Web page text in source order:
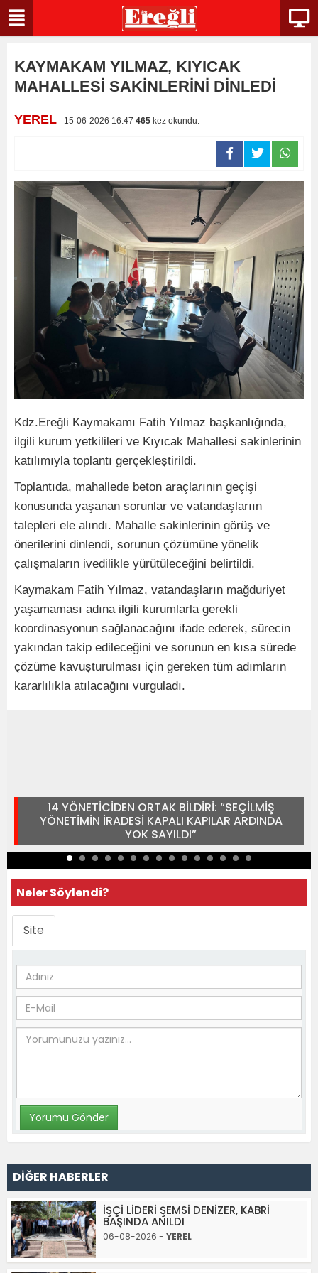
KAYMAKAM YILMAZ, KIYICAK
MAHALLESİ SAKİNLERİNİ DİNLEDİ
YEREL - 15-06-2026 16:47 465 kez okundu.
Kdz.Ereğli Kaymakamı Fatih Yılmaz başkanlığında,
ilgili kurum yetkilileri ve Kıyıcak Mahallesi sakinlerinin
katılımıyla toplantı gerçekleştirildi.
Toplantıda, mahallede beton araçlarının geçişi
konusunda yaşanan sorunlar ve vatandaşlarıın
talepleri ele alındı. Mahalle sakinlerinin görüş ve
önerilerini dinlendi, sorunun çözümüne yönelik
çalışmaların ivedilikle yürütüleceğini belirtildi.
Kaymakam Fatih Yılmaz, vatandaşların mağduriyet
yaşamaması adına ilgili kurumlarla gerekli
koordinasyonun sağlanacağını ifade ederek, sürecin
yakından takip edileceğini ve sorunun en kısa sürede
çözüme kavuşturulması için gereken tüm adımların
kararlılıkla atılacağını vurguladı.
14 YÖNETİCİDEN ORTAK BİLDİRİ: “SEÇİLMİŞ
YÖNETİMİN İRADESİ KAPALI KAPILAR ARDINDA
YOK SAYILDI”
Neler Söylendi?
Site
DİĞER HABERLER
İŞÇİ LİDERİ ŞEMSİ DENİZER, KABRİ
BAŞINDA ANILDI
06-08-2026 - YEREL